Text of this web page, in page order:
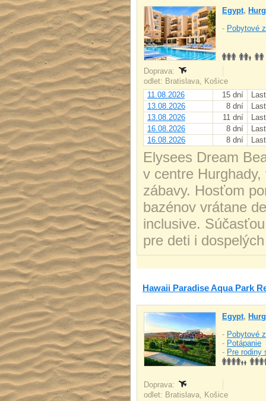
Egypt,
- Pobytové
Doprava:
odlet: Bratislava, Košice
11.08.2026
15 dní
13.08.2026
8 dní
13.08.2026
11 dní
16.08.2026
8 dní
16.08.2026
8 dní
Elysees Dream
v centre
zábavy. Hosťom
bazénov vrátane
inclusive.
pre deti i
Hawaii Paradise Aqua Park
Egypt,
- Pobytové
- Potápanie
- Pre rodiny
Doprava:
odlet: Bratislava, Košice